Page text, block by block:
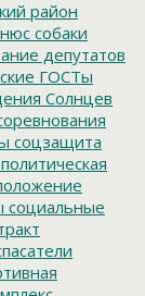
район
собаки
депутатов
ГОСТы
Солнцев
соцзащита
социальные